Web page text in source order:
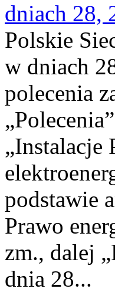
dniach 28,
Polskie
w dniach
polecenia
„Instalacje
podstawie
Prawo
zm., dalej
dnia 28...